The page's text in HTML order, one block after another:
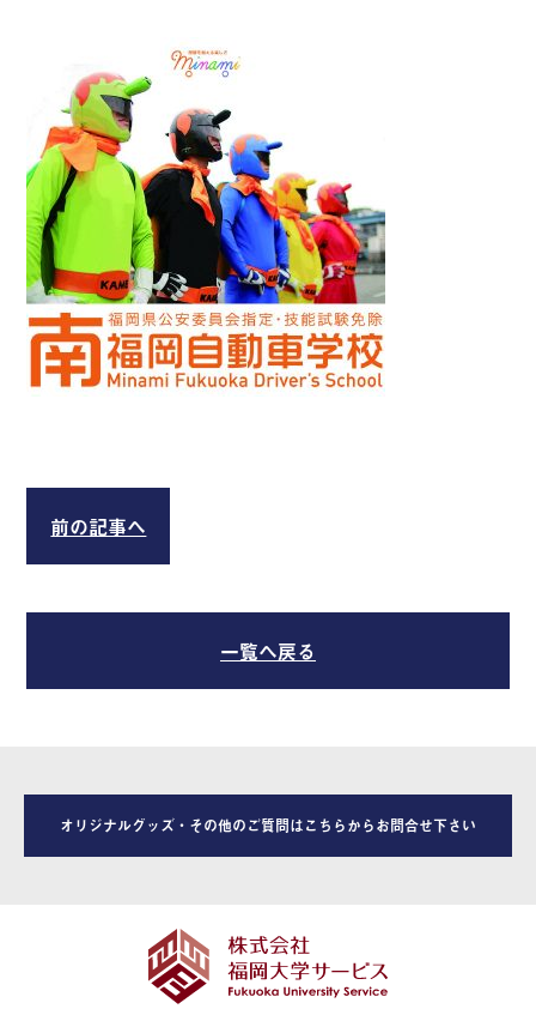
前の記事へ
一覧へ戻る
オリジナルグッズ・その他のご質問はこちらからお問合せ下さい